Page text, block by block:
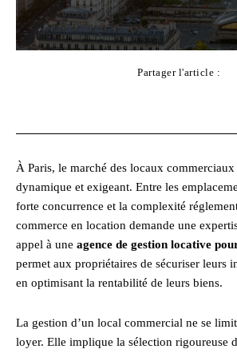
Partager l'article :
À Paris, le marché des locaux
dynamique et exigeant. Entre les
forte concurrence et la complexité
commerce en location demande une
appel à une agence de gestion locative
permet aux propriétaires de sécuriser leurs
en optimisant la rentabilité de leurs biens.
La gestion d’un local commercial ne se
loyer. Elle implique la sélection rigoureuse